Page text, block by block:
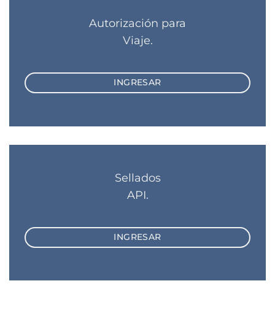
Autorización para
Viaje.
INGRESAR
Sellados
API.
INGRESAR